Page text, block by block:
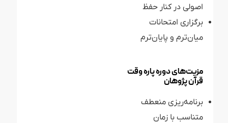
اصولی در کنار حفظ
برگزاری امتحانات
میان‌ترم و پایان‌ترم
مزیت‌های دوره پاره وقت
قرآن پژوهان
برنامه‌ریزی منعطف
متناسب با زمان